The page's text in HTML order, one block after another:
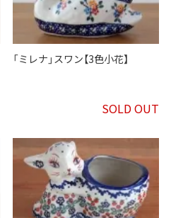
「ミレナ」スワン【3色小花】
SOLD OUT